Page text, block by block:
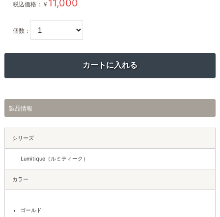
税込価格： ￥ 11,000
個数：
製品情報
シリーズ
Lumitique（ルミティーク）
カラー
ゴールド